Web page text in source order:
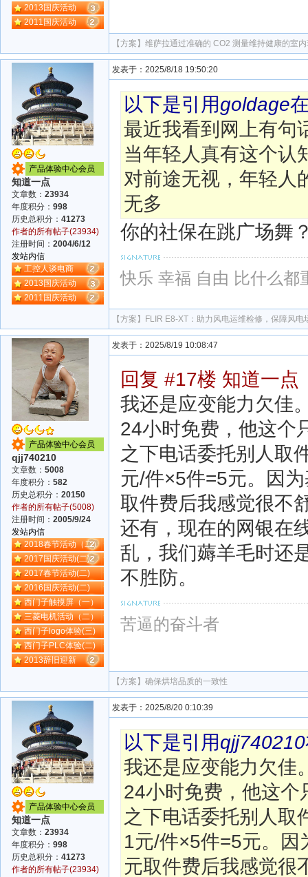
2013国庆活动
2011国庆活动
【方案】 维萨拉通过准确的 CO2 测量维持健康的室
产品体验中心会员
知道一点
文章数： 23934
年度积分： 998
历史总积分： 41273
作者的所有帖子(23934)
注册时间： 2004/6/12
发站内信
工控人谈电商
2013国庆活动
2011国庆活动
发表于：2025/8/18 19:50:20
以下是引用goldage
最近我看到网上有句
当年轻人真有这个认
对前途无视，年轻人
无多
你的社保在跳广场舞
快乐 幸福 自由 比什么都
【方案】 FLIR E8-XT：助力风电运维检修，保障风电
产品体验中心会员
qjj740210
文章数： 5008
年度积分： 582
历史总积分： 20150
作者的所有帖子(5008)
注册时间： 2005/9/24
发站内信
2018春节活动（二）
2017国庆活动(二)
2017春节活动(二)
2016国庆活动(二)
西门子触摸屏（一）
三菱电机活动（二）
西门子logo体验(三)
西门子PLC体验(二)
2013辞旧迎新
发表于：2025/8/19 10:08:47
回复 #17楼 知道一点
我还是应变能力欠佳
24小时免费，他这个
之下电话委托别人取
元/件×5件=5元。因
取件费后我感觉很不
还有，现在的网银在
乱，我们薅羊毛时还
不胜防。
苦逼的奋斗者
【方案】 确保烘培品质的一致性
产品体验中心会员
知道一点
文章数： 23934
年度积分： 998
历史总积分： 41273
作者的所有帖子(23934)
发表于：2025/8/20 0:10:39
以下是引用qjj740210
我还是应变能力欠佳
24小时免费，他这
之下电话委托别人取
1元/件×5件=5元。
元取件费后我感觉很